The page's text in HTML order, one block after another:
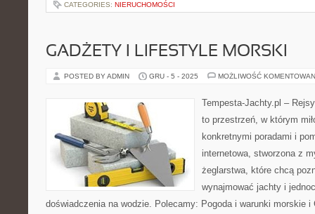
CATEGORIES: NIERUCHOMOŚCI
GADŻETY I LIFESTYLE MORSKI
POSTED BY ADMIN GRU - 5 - 2025 MOŻLIWOŚĆ
Tempesta-Jachty.pl –
to przestrzeń, w którym
konkretnymi poradami i
internetowa, stworzona z
żeglarstwa, które chcą
wynajmować jachty i
doświadczenia na wodzie. Polecamy: Pogoda i warunki morskie i